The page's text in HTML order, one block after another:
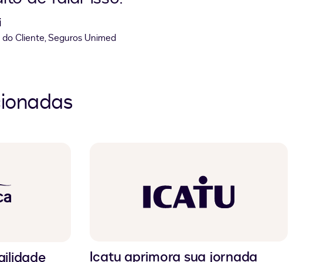
Cliente, Seguros Unimed
Icatu aprimora sua jornada